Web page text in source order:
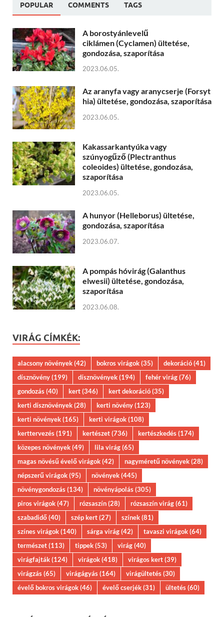
POPULAR COMMENTS TAGS
A borostyánlevelű
ciklámen (Cyclamen) ültetése,
gondozása, szaporítása
2023.06.05.
Az aranyfa vagy aranycserje (Forsyt
hia) ültetése, gondozása, szaporítása
2023.06.05.
Kakassarkantyúka vagy
szúnyogűző (Plectranthus
coleoides) ültetése, gondozása,
szaporítása
2023.06.05.
A hunyor (Helleborus) ültetése,
gondozása, szaporítása
2023.06.07.
A pompás hóvirág (Galanthus
elwesii) ültetése, gondozása,
szaporítása
2023.06.08.
VIRÁG CÍMKÉK:
alacsony növények(42) bokros virágok(35) dekoráció(41)
dísznövény(199) dísznövények(194) fehér virág(76)
gondozás(40) kert(346) kert dekoráció(35)
kerti dísznövények(28) kerti növény(123)
kerti növények(165) kerti virágok(108)
kerttervezés(191) kertészet(736) kertészkedés(174)
közepes növények(49) lila virág(65)
magas növésű évelő virágok(42) nagyméretű növények(28)
népszerű virágok(95) növények(445)
növénygondozás(134) növényápolás(305)
piros virágok(47) rózsaszín(28) rózsaszín virág(61)
szabadidő(40) szép kert(27) színek(81)
színes virágok(140) sárga virág(42) tavaszi virágok(64)
természet(113) tippek(53) virág(40)
virágfajták(124) virágok(418) virágos kert(39)
virágzás(65) virágágyás(164) virágültetés(30)
évelő bokros virágok(46) évelő cserjék(31) ültetés(60)